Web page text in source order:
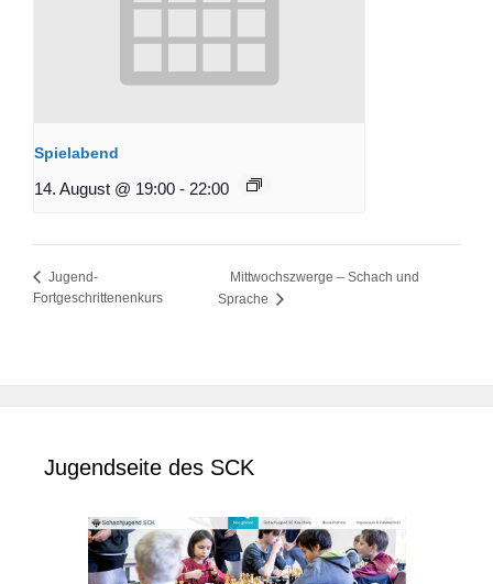
Spielabend
14. August @ 19:00 - 22:00
Jugend-
Fortgeschrittenenkurs
Mittwochszwerge – Schach und
Sprache
Jugendseite des SCK